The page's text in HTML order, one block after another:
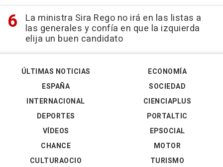
La ministra Sira Rego no irá en las listas a
las generales y confía en que la izquierda
elija un buen candidato
ÚLTIMAS NOTICIAS
ESPAÑA
INTERNACIONAL
DEPORTES
VÍDEOS
ECONOMÍA
SOCIEDAD
CIENCIAPLUS
PORTALTIC
EPSOCIAL
CHANCE
CULTURAOCIO
MOTOR
TURISMO